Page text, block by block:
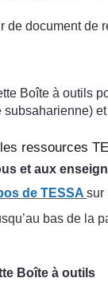
de document de
Boîte à outils
ressources
et aux
de TESSAsur
bas de la
Boîte à outils